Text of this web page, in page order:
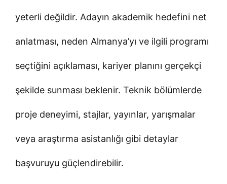
yeterli değildir. Adayın akademik hedefini net
anlatması, neden Almanya’yı ve ilgili programı
seçtiğini açıklaması, kariyer planını gerçekçi
şekilde sunması beklenir. Teknik bölümlerde
proje deneyimi, stajlar, yayınlar, yarışmalar
veya araştırma asistanlığı gibi detaylar
başvuruyu güçlendirebilir.